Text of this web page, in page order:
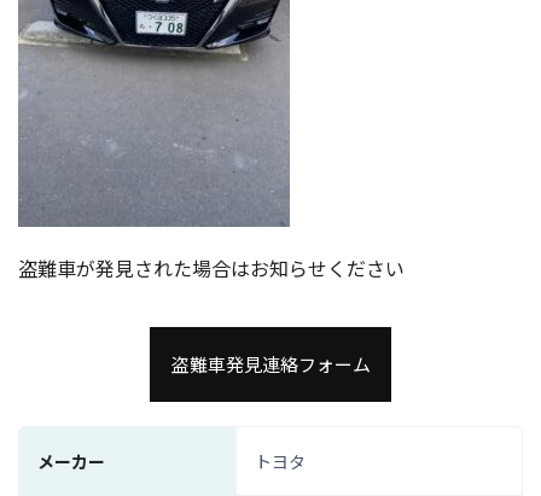
盗難車が発見された場合はお知らせください
盗難車発見連絡フォーム
メーカー トヨタ